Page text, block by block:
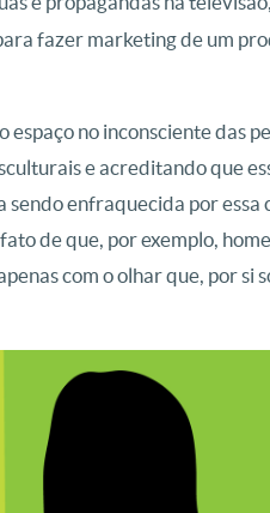
fazer marketing de um
no inconsciente das
e acreditando que
enfraquecida por essa
de que, por exemplo,
com o olhar que, por si